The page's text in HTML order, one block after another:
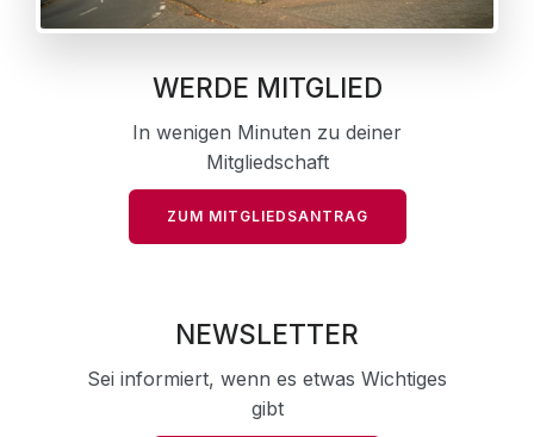
WERDE MITGLIED
In wenigen Minuten zu deiner
Mitgliedschaft
ZUM MITGLIEDSANTRAG
NEWSLETTER
Sei informiert, wenn es etwas Wichtiges
gibt